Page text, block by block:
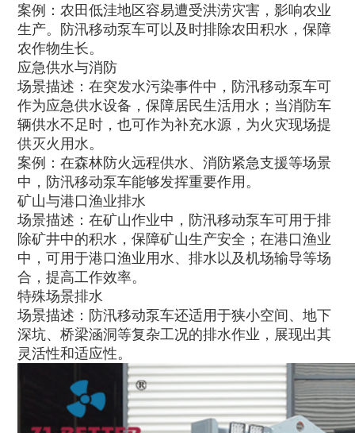
案例：农田低洼地区容易遭受洪涝灾害，影响农业
生产。防汛移动泵车可以及时排除农田积水，保障
农作物生长。
应急供水与消防
场景描述：在突发水污染事件中，防汛移动泵车可
作为应急供水设备，保障居民生活用水；当消防车
辆供水不足时，也可作为补充水源，为火灾现场提
供灭火用水。
案例：在森林防火远程供水、消防紧急支援等场景
中，防汛移动泵车能够发挥重要作用。
矿山与港口渔业排水
场景描述：在矿山作业中，防汛移动泵车可用于排
除矿井中的积水，保障矿山生产安全；在港口渔业
中，可用于港口渔业用水、排水以及机场输导等场
合，提高工作效率。
特殊场景排水
场景描述：防汛移动泵车还适用于狭小空间、地下
深坑、桥梁涵洞等复杂工况的排水作业，展现出其
灵活性和适应性。